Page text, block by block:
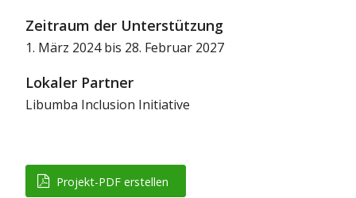
Zeitraum der Unterstützung
1. März 2024 bis 28. Februar 2027
Lokaler Partner
Libumba Inclusion Initiative
Projekt-PDF erstellen